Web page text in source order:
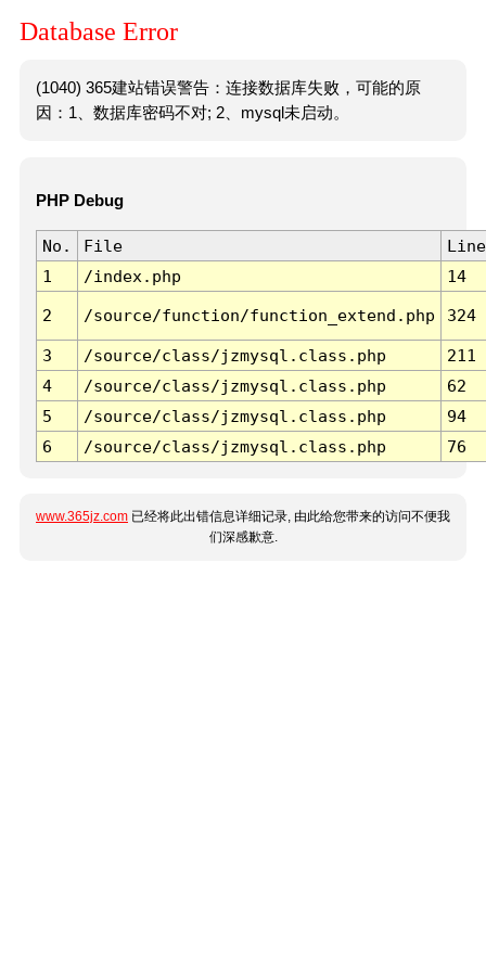
Database Error
(1040) 365建站错误警告：连接数据库失败，可能的原
因：1、数据库密码不对; 2、mysql未启动。
PHP Debug
No. File
Line
1
/index.php 14
2 /source/function/function_extend.php 324
3 /source/class/jzmysql.class.php
211
4
/source/class/jzmysql.class.php
62
5
/source/class/jzmysql.class.php
94
6
/source/class/jzmysql.class.php 76
www.365jz.com 已经将此出错信息详细记录, 由此给您带来的访问不便我
们深感歉意.